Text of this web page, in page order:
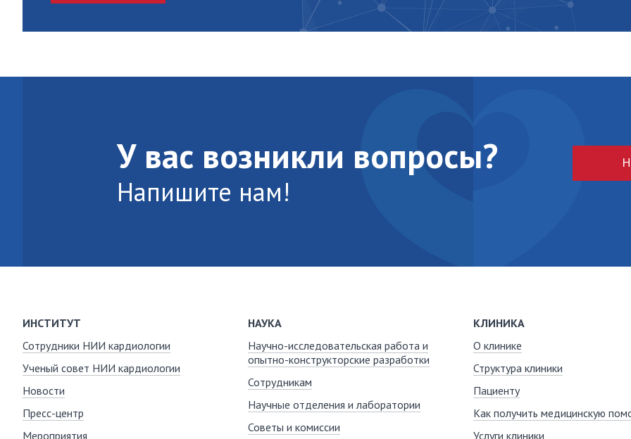
У вас возникли вопросы?
Напишите нам!
ИНСТИТУТ
Сотрудники НИИ кардиологии
Ученый совет НИИ кардиологии
Новости
Пресс-центр
Мероприятия
НАУКА
Научно-исследовательская работа и
опытно-конструкторские разработки
Сотрудникам
Научные отделения и лаборатории
Советы и комиссии
КЛИНИКА
О клинике
Структура клиники
Пациенту
Как получить медицинскую
Услуги клиники